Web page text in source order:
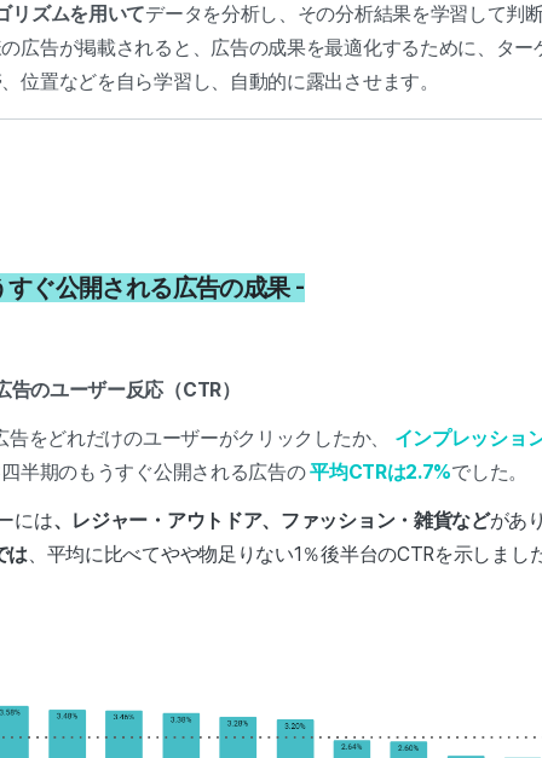
リズムを用いてデータを分析し、その分析結果を学習して判
広告が掲載されると、広告の成果を最適化するために、ター
位置などを自ら学習し、自動的に露出させます。
ぐ公開される広告の成果 -
のユーザー反応（CTR）
をどれだけのユーザーがクリックしたか、 インプレッショ
半期のもうすぐ公開される広告の平均CTRは2.7%でした。
には、レジャー・アウトドア、ファッション・雑貨などがあ
は 、平均に比べてやや物足りない1％後半台のCTRを示しまし